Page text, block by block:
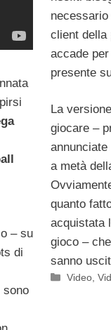
client della
accade
presente
La
giocare –
a metà
quanto
acquistata
gioco –
sanno
Categorie
Video ,
– su
di
sono